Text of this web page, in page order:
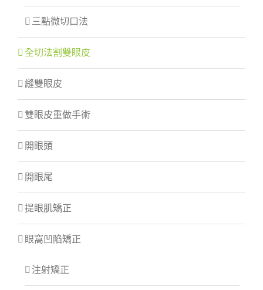
三點微切口法
全切法割雙眼皮
縫雙眼皮
雙眼皮重做手術
開眼頭
開眼尾
提眼肌矯正
眼窩凹陷矯正
注射矯正